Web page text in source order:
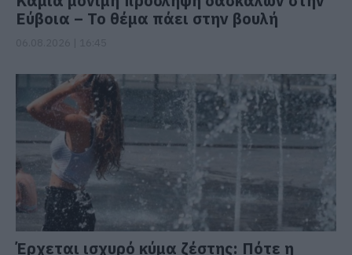
Εύβοια – Το θέμα πάει στην βουλή
Έρχεται ισχυρό κύμα ζέστης: Πότε η